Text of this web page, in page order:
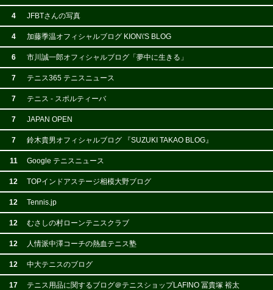
4 JFBTさんの写真
4 加藤季温オフィシャルブログ KION\'S BLOG
6 市川誠一郎オフィシャルブログ「夢中に生きる」
7 テニス365 テニスニュース
7 テニス - スポルティーバ
7 JAPAN OPEN
7 鈴木貴男オフィシャルブログ 『SUZUKI TAKAO BLOG』
11 Google テニスニュース
12 TOPインドアステージ相模大野ブログ
12 Tennis.jp
12 むさしの村ローンテニスクラブ
12 人情派中澤コーチの熱血テニス塾
12 中大テニスのブログ
17 テニス用品に関するブログ＠テニスショップLAFINO 冨貴塚 裕太